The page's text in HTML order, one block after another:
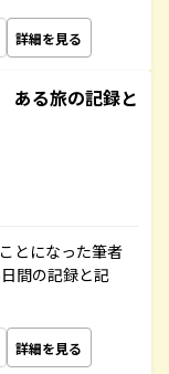
詳細を見る
ある旅の記録と
とになった筆者
間の記録と記
詳細を見る